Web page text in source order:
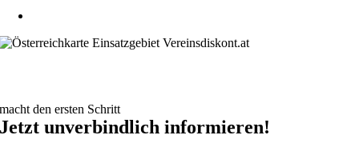
macht den ersten Schritt
Jetzt unverbindlich informieren!